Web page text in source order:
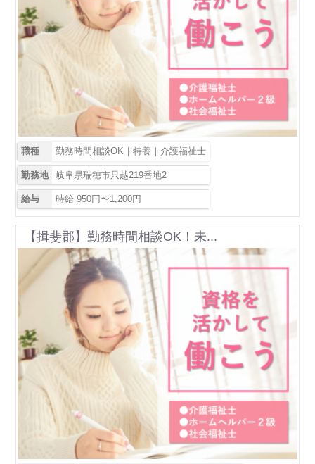
職種 勤務時間相談OK｜特養｜介護福祉士
勤務地 岐阜県瑞穂市只越219番地2
給与 時給 950円〜1,200円
【揖斐郡】勤務時間相談OK！未...